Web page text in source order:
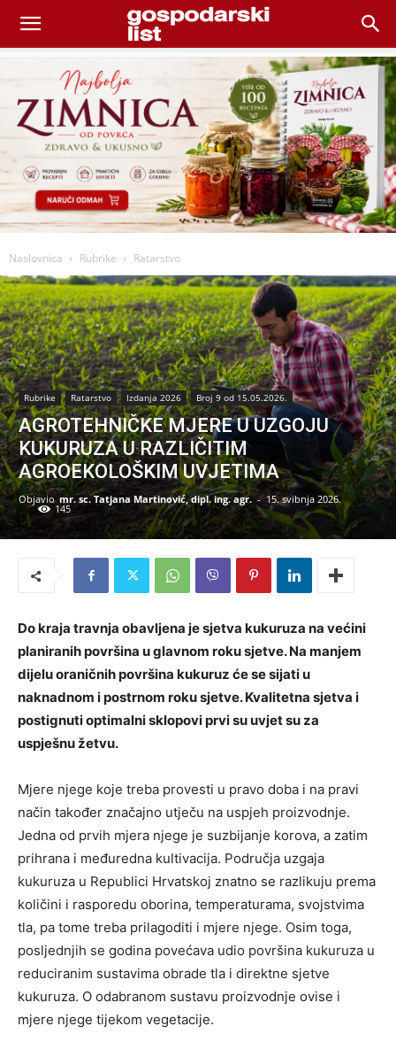
Naslovnica Rubrike Ratarstvo
Rubrike Ratarstvo Izdanja 2026 Broj 9 od 15.05.2026.
AGROTEHNIČKE MJERE U UZGOJU
KUKURUZA U RAZLIČITIM
AGROEKOLOŠKIM UVJETIMA
Objavio mr. sc. Tatjana Martinović, dipl. ing. agr. - 15. svibnja 2026.
145
Do kraja travnja obavljena je sjetva kukuruza na većini
planiranih površina u glavnom roku sjetve. Na manjem
dijelu oraničnih površina kukuruz će se sijati u
naknadnom i postrnom roku sjetve. Kvalitetna sjetva i
postignuti optimalni sklopovi prvi su uvjet su za
uspješnu žetvu.
Mjere njege koje treba provesti u pravo doba i na pravi
način također značajno utječu na uspjeh proizvodnje.
Jedna od prvih mjera njege je suzbijanje korova, a zatim
prihrana i međuredna kultivacija. Područja uzgaja
kukuruza u Republici Hrvatskoj znatno se razlikuju prema
količini i rasporedu oborina, temperaturama, svojstvima
tla, pa tome treba prilagoditi i mjere njege. Osim toga,
posljednjih se godina povećava udio površina kukuruza u
reduciranim sustavima obrade tla i direktne sjetve
kukuruza. O odabranom sustavu proizvodnje ovise i
mjere njege tijekom vegetacije.